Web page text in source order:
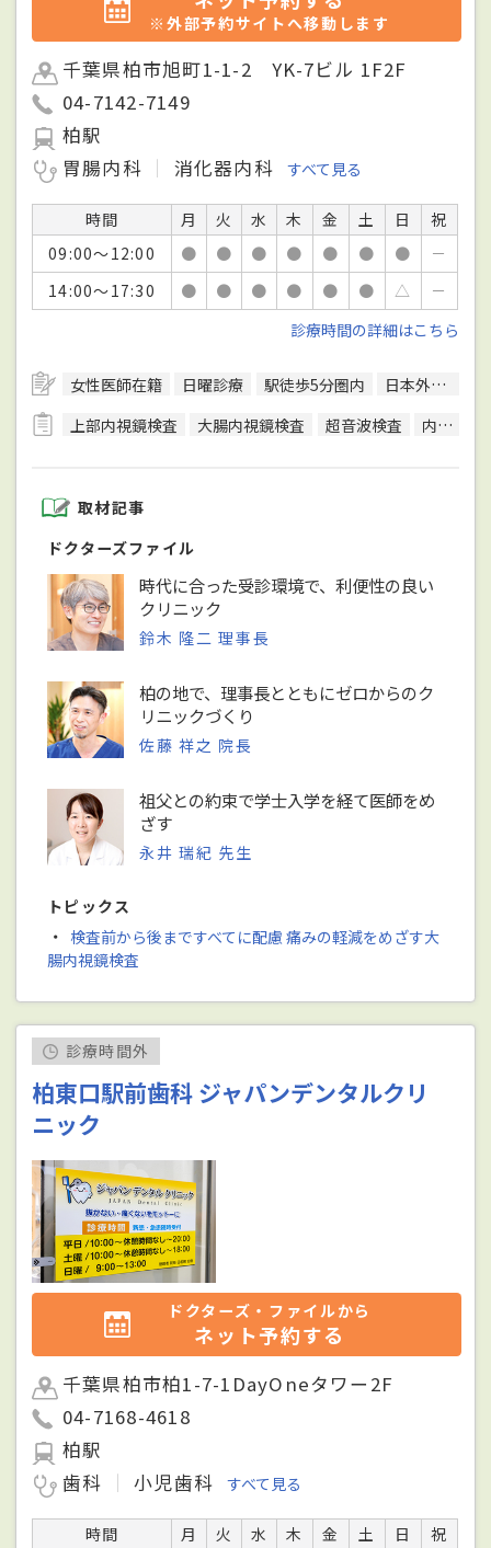
※外部予約サイトへ移動します
千葉県柏市旭町1-1-2 YK-7ビル 1F2F
04-7142-7149
柏駅
胃腸内科
消化器内科 すべて見る
時間 月 火 水 木 金 土 日
祝
09:00～12:00
● ● ● ● ● ● ●
－
14:00～17:30
● ● ● ● ● ● △
－
診療時間の詳細はこちら
女性医師在籍 日曜診療 駅徒歩5分圏内
日本外科学会外科専門医
上部内視鏡検査
大腸内視鏡検査 超音波検査 内視鏡検査
取材記事
ドクターズファイル
時代に合った受診環境で、利便性の良い
クリニック
鈴木 隆二 理事長
柏の地で、理事長とともにゼロからのク
リニックづくり
佐藤 祥之 院長
祖父との約束で学士入学を経て医師をめ
ざす
永井 瑞紀 先生
トピックス
・ 検査前から後まですべてに配慮 痛みの軽減をめざす大
腸内視鏡検査
診療時間外
柏東口駅前歯科 ジャパンデンタルクリ
ニック
ドクターズ・ファイルから
ネット予約する
千葉県柏市柏1-7-1DayOneタワー2F
04-7168-4618
柏駅
歯科
小児歯科 すべて見る
時間 月 火 水 木 金 土 日 祝